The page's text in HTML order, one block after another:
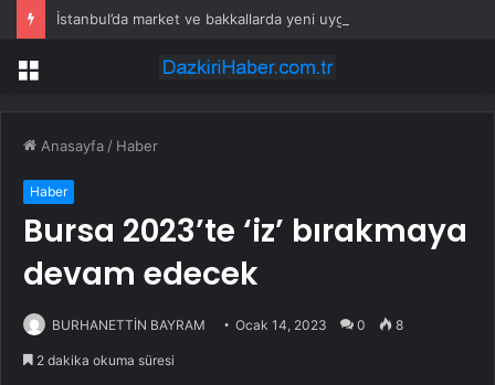
Menü
Anasayfa / Haber
Haber
Bursa 2023’te ‘iz’ bırakmaya
devam edecek
BURHANETTİN BAYRAM Ocak 14, 2023 0 8
2 dakika okuma süresi